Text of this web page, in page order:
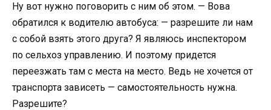
Ну вот нужно поговорить с ним об этом. — Вова
обратился к водителю автобуса: — разрешите ли нам
с собой взять этого друга? Я являюсь инспектором
по сельхоз управлению. И поэтому придется
переезжать там с места на место. Ведь не хочется от
транспорта зависеть — самостоятельность нужна.
Разрешите?